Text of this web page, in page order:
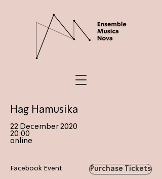
Hag Hamusika
22 December 2020
20:00
online
Facebook Event Purchase Tickets